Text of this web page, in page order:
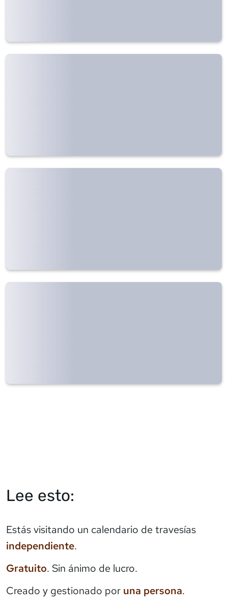
Lee esto:
Estás visitando un calendario de travesías
independiente.
Gratuito. Sin ánimo de lucro.
Creado y gestionado por una persona.